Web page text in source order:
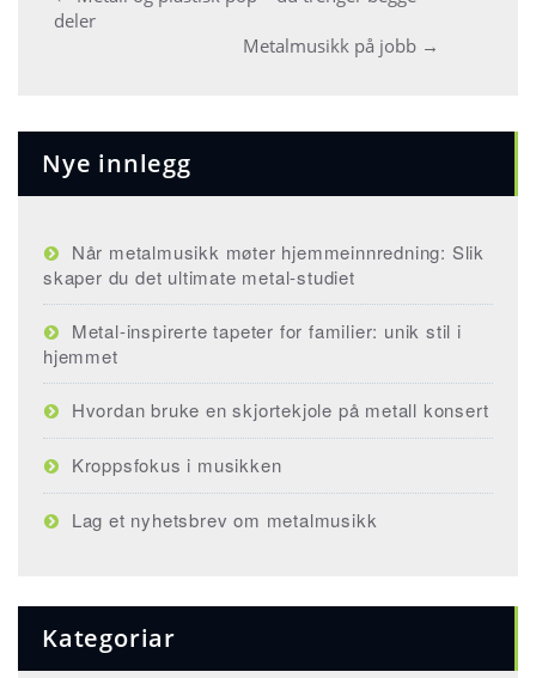
navigation
deler
Metalmusikk på jobb →
Nye innlegg
Når metalmusikk møter hjemmeinnredning: Slik
skaper du det ultimate metal-studiet
Metal-inspirerte tapeter for familier: unik stil i
hjemmet
Hvordan bruke en skjortekjole på metall konsert
Kroppsfokus i musikken
Lag et nyhetsbrev om metalmusikk
Kategoriar